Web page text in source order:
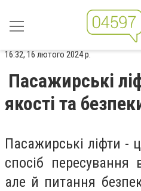
16:32, 16 лютого 2024 р.
Пасажирські
якості та
Пасажирські ліфти -
спосіб пересування
але й питання